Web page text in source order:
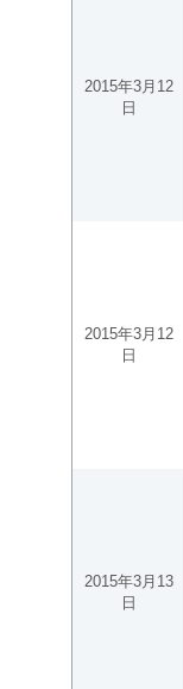
2015年3月12
日
2015年3月12
日
2015年3月13
日